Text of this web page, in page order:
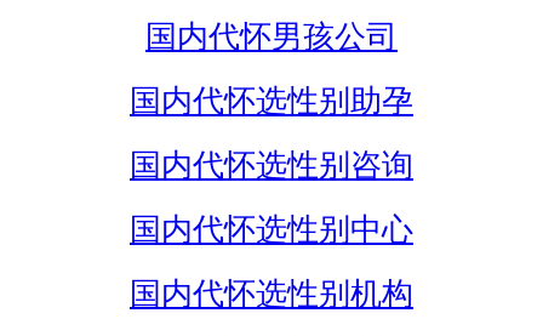
国内代怀男孩公司
国内代怀选性别助孕
国内代怀选性别咨询
国内代怀选性别中心
国内代怀选性别机构